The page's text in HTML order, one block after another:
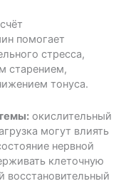
помогает
стресса,
старением,
тонуса.
окислительный
могут влиять
нервной
клеточную